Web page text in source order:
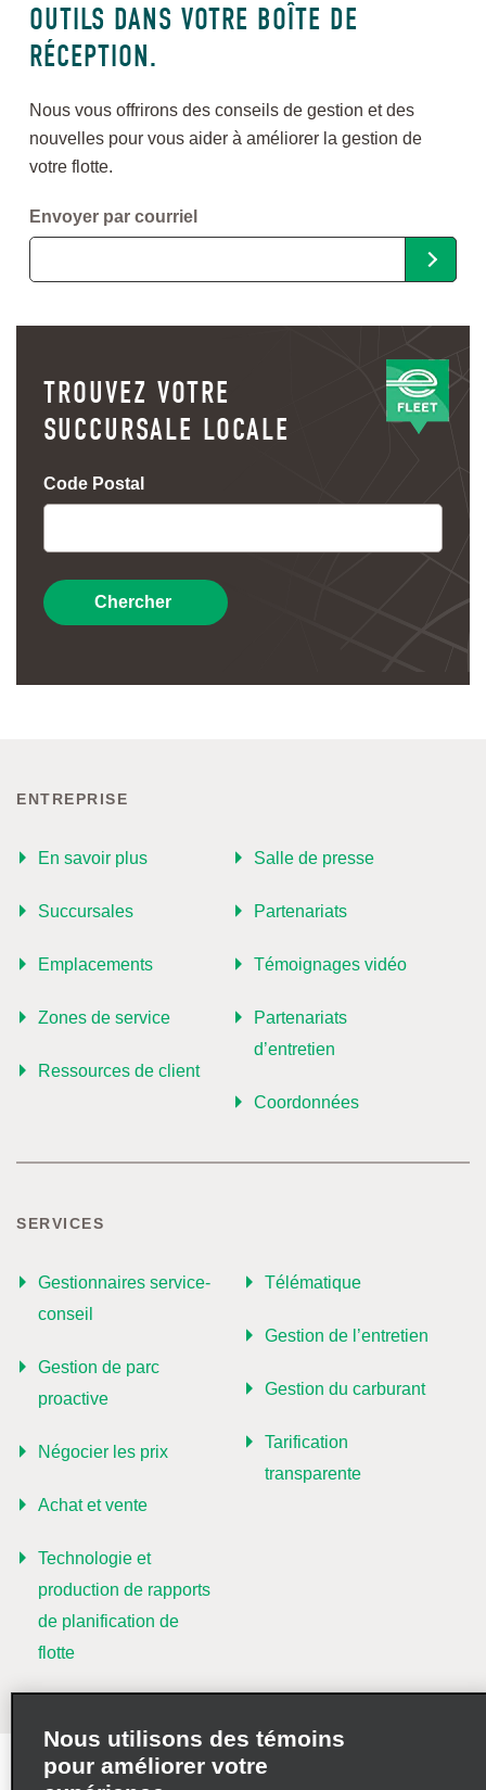
OUTILS DANS VOTRE BOÎTE DE
RÉCEPTION.
Nous vous offrirons des conseils de gestion et des
nouvelles pour vous aider à améliorer la gestion de
votre flotte.
Envoyer par courriel
TROUVEZ VOTRE
SUCCURSALE LOCALE
Code Postal
Chercher
ENTREPRISE
En savoir plus
Succursales
Emplacements
Zones de service
Ressources de client
Salle de presse
Partenariats
Témoignages vidéo
Partenariats
d’entretien
Coordonnées
SERVICES
Gestionnaires service-
conseil
Gestion de parc
proactive
Négocier les prix
Achat et vente
Technologie et
production de rapports
de planification de
flotte
Télématique
Gestion de l’entretien
Gestion du carburant
Tarification
transparente
Modalités d’utilisation
Nous utilisons des témoins
pour améliorer votre